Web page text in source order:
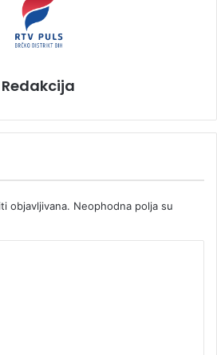
Redakcija
objavljivana. Neophodna polja su